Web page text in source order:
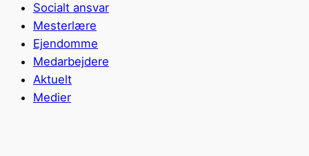
Socialt ansvar
Mesterlære
Ejendomme
Medarbejdere
Aktuelt
Medier